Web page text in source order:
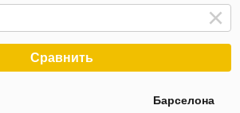
Сравнить
Барселона